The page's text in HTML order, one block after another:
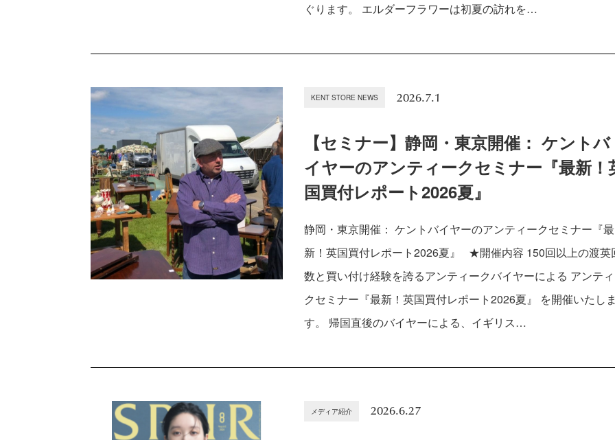
ぐります。 エルダーフラワーは初夏の訪れを…
KENT STORE NEWS 2026.7.1
【セミナー】静岡・東京開催： ケントバ
イヤーのアンティークセミナー『最新！
国買付レポート2026夏』
静岡・東京開催： ケントバイヤーのアンティークセミナー『最
新！英国買付レポート2026夏』 ★開催内容 150回以上の渡英
数と買い付け経験を誇るアンティークバイヤーによる アンテ
クセミナー『最新！英国買付レポート2026夏』 を開催いたしま
す。 帰国直後のバイヤーによる、イギリス…
メディア紹介 2026.6.27